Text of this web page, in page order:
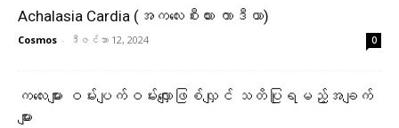
Achalasia Cardia (အကလေးစီးယား ကာဒီယာ)
Cosmos - ဒီဇင်ဘာ 12, 2024 0
ကလေးများ ဝမ်းပျက်ဝမ်းလျှောဖြစ်လျှင် သတိပြုရမည့်အချက်
များ